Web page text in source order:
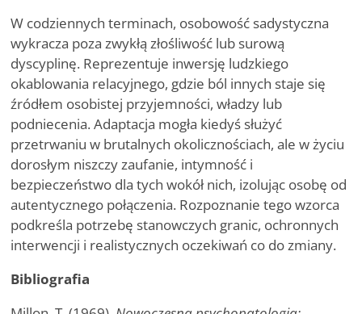
W codziennych terminach, osobowość sadystyczna
wykracza poza zwykłą złośliwość lub surową
dyscyplinę. Reprezentuje inwersję ludzkiego
okablowania relacyjnego, gdzie ból innych staje się
źródłem osobistej przyjemności, władzy lub
podniecenia. Adaptacja mogła kiedyś służyć
przetrwaniu w brutalnych okolicznościach, ale w życiu
dorosłym niszczy zaufanie, intymność i
bezpieczeństwo dla tych wokół nich, izolując osobę od
autentycznego połączenia. Rozpoznanie tego wzorca
podkreśla potrzebę stanowczych granic, ochronnych
interwencji i realistycznych oczekiwań co do zmiany.
Bibliografia